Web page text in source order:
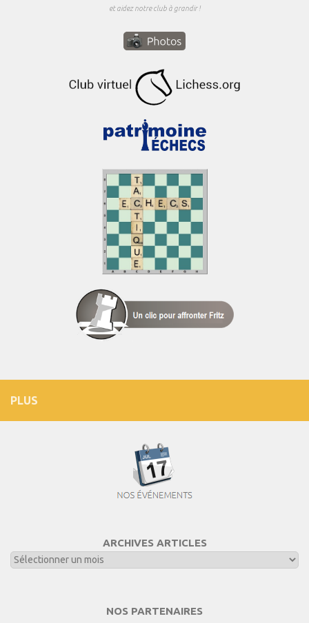
et aidez notre club à grandir !
PLUS
ARCHIVES ARTICLES
NOS PARTENAIRES